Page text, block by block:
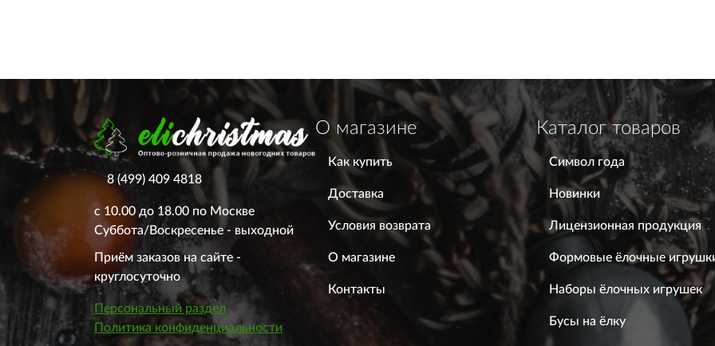
О магазине
Как купить
Доставка
Условия возврата
О магазине
Контакты
Каталог товаров
Символ года
Новинки
Лицензионная продукция
Формовые ёлочные
Наборы ёлочных игрушек
Бусы на ёлку
8 (499) 409 4818
с 10.00 до 18.00 по Москве
Суббота/Воскресенье - выходной
Приём заказов на сайте -
круглосуточно
Персональный раздел
Политика конфиденциальности